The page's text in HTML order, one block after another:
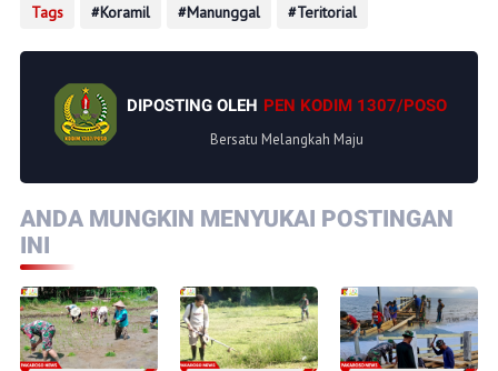
Tags Koramil Manunggal Teritorial
DIPOSTING OLEH PEN KODIM 1307/POSO
Bersatu Melangkah Maju
ANDA MUNGKIN MENYUKAI POSTINGAN
INI